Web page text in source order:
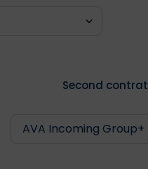
Second contrat